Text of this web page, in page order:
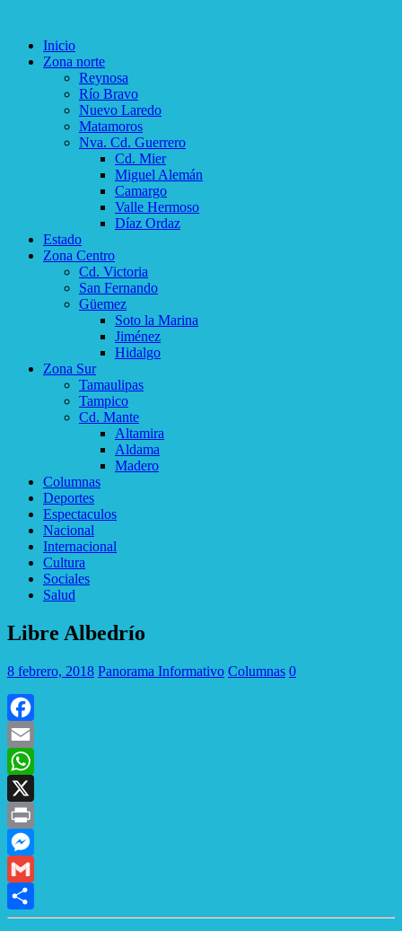
Inicio
Zona norte
Reynosa
Río Bravo
Nuevo Laredo
Matamoros
Nva. Cd. Guerrero
Cd. Mier
Miguel Alemán
Camargo
Valle Hermoso
Díaz Ordaz
Estado
Zona Centro
Cd. Victoria
San Fernando
Güemez
Soto la Marina
Jiménez
Hidalgo
Zona Sur
Tamaulipas
Tampico
Cd. Mante
Altamira
Aldama
Madero
Columnas
Deportes
Espectaculos
Nacional
Internacional
Cultura
Sociales
Salud
Libre Albedrío
8 febrero, 2018 Panorama Informativo Columnas 0
Facebook
Email
WhatsApp
X
Print
Messenger
Gmail
Compartir